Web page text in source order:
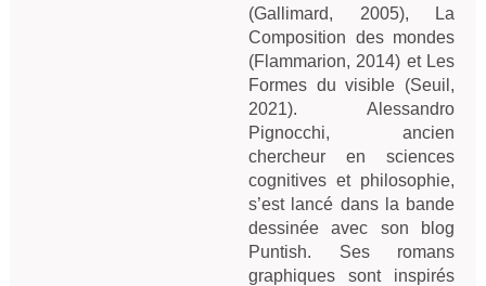
(Gallimard, 2005), La
Composition des mondes
(Flammarion, 2014) et Les
Formes du visible (Seuil,
2021). Alessandro
Pignocchi, ancien
chercheur en sciences
cognitives et philosophie,
s’est lancé dans la bande
dessinée avec son blog
Puntish. Ses romans
graphiques sont inspirés